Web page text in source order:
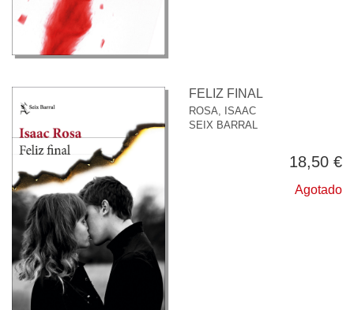
FELIZ FINAL
ROSA, ISAAC
SEIX BARRAL
18,50 €
Agotado